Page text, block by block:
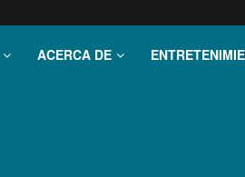
ACERCA DE